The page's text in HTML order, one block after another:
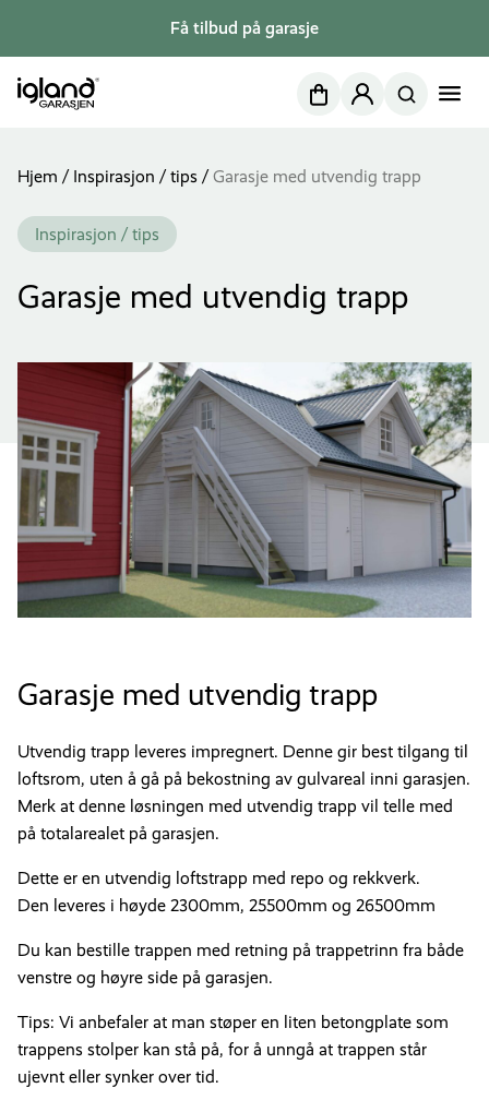
Få tilbud på garasje
NettbutikkMin side
Hjem / Inspirasjon / tips /Garasje med utvendig trapp
Inspirasjon / tips
Garasje med utvendig trapp
Garasje med utvendig trapp
Utvendig trapp leveres impregnert. Denne gir best tilgang til
loftsrom, uten å gå på bekost­ning av gulvareal inni garasjen.
Merk at denne løsningen med utvendig trapp vil telle med
på totalarealet på garasjen.
Dette er en utvendig loftstrapp med repo og rekkverk.
Den leveres i høyde 2300mm, 25500mm og 26500mm
Du kan bestille trappen med retning på trappetrinn fra både
venstre og høyre side på garasjen.
Tips: Vi anbefaler at man støper en liten betongplate som
trappens stolper kan stå på, for å unngå at trappen står
ujevnt eller synker over tid.